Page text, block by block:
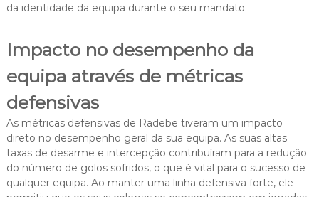
da identidade da equipa durante o seu mandato.
Impacto no desempenho da
equipa através de métricas
defensivas
As métricas defensivas de Radebe tiveram um impacto
direto no desempenho geral da sua equipa. As suas altas
taxas de desarme e intercepção contribuíram para a redução
do número de golos sofridos, o que é vital para o sucesso de
qualquer equipa. Ao manter uma linha defensiva forte, ele